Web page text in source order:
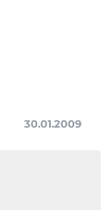
30.01.2009